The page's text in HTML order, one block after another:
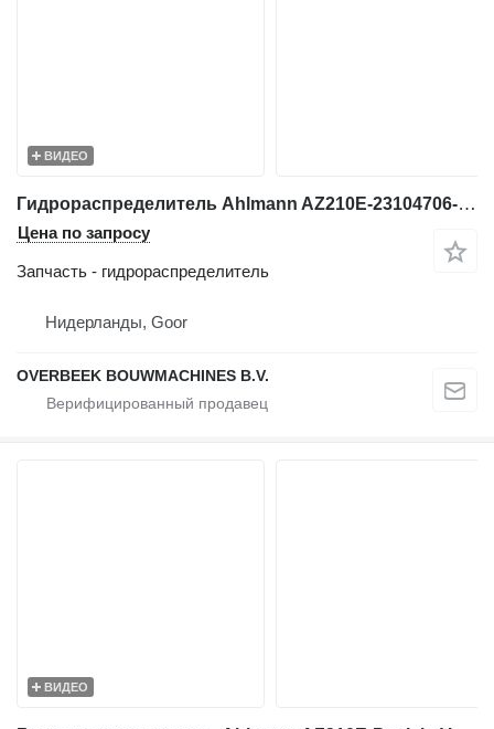
ВИДЕО
Гидрораспределитель Ahlmann AZ210E-23104706-Valve/Ventile/Ventiel для фронтального погрузчика
Цена по запросу
Запчасть - гидрораспределитель
Нидерланды, Goor
OVERBEEK BOUWMACHINES B.V.
ВИДЕО